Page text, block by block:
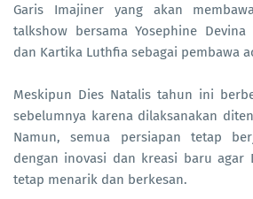
Garis Imajiner yang akan
talkshow bersama Yosephine
dan Kartika Luthfia sebagai pembawa
Meskipun Dies Natalis tahun ini
sebelumnya karena dilaksanakan
Namun, semua persiapan tetap
dengan inovasi dan kreasi baru agar
tetap menarik dan berkesan.